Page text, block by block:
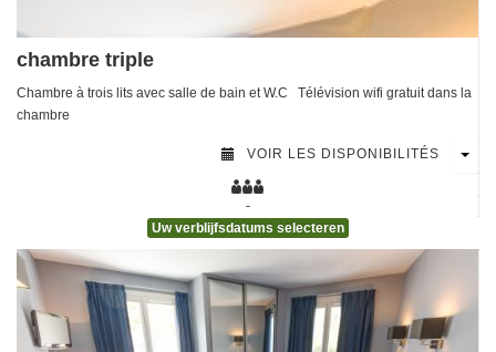
chambre triple
Chambre à trois lits avec salle de bain et W.C Télévision wifi gratuit dans la
chambre
VOIR LES DISPONIBILITÉS
-
Uw verblijfsdatums selecteren